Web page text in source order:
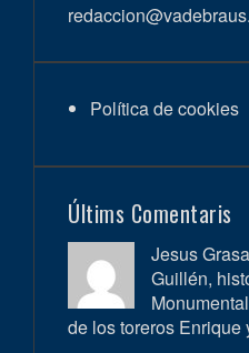
Política de cookies
Últims Comentaris
Jesus
Guillén,
de los toreros Enrique